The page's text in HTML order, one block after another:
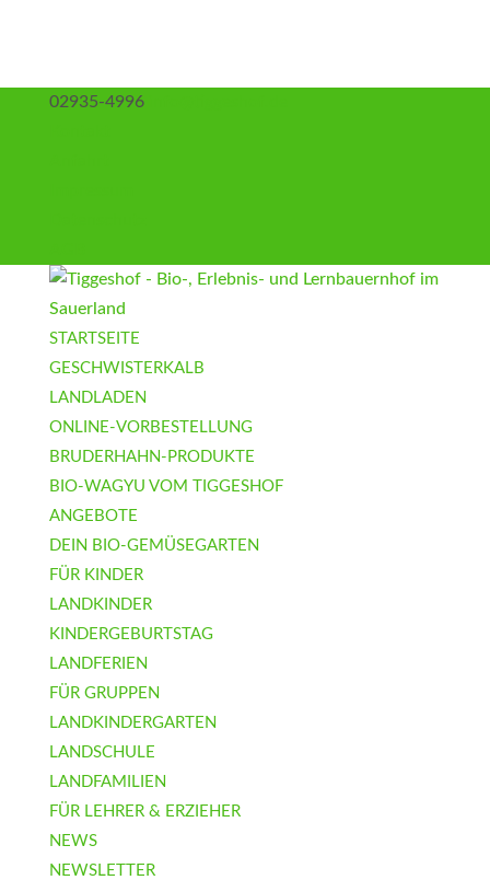
02935-4996
STARTSEITE
GESCHWISTERKALB
LANDLADEN
ONLINE-VORBESTELLUNG
BRUDERHAHN-PRODUKTE
BIO-WAGYU VOM TIGGESHOF
ANGEBOTE
DEIN BIO-GEMÜSEGARTEN
FÜR KINDER
LANDKINDER
KINDERGEBURTSTAG
LANDFERIEN
FÜR GRUPPEN
LANDKINDERGARTEN
LANDSCHULE
LANDFAMILIEN
FÜR LEHRER & ERZIEHER
NEWS
NEWSLETTER